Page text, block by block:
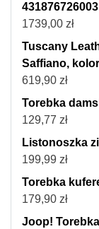
1739,00 zł
Tuscany
Saffiano,
619,90 zł
Torebka
129,77 zł
Listonoszka
199,99 zł
Torebka
179,90 zł
Joop!